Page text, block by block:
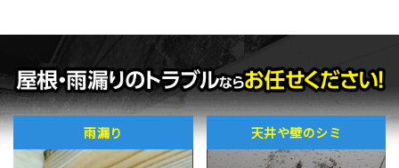
雨漏り 天井や壁のシミ